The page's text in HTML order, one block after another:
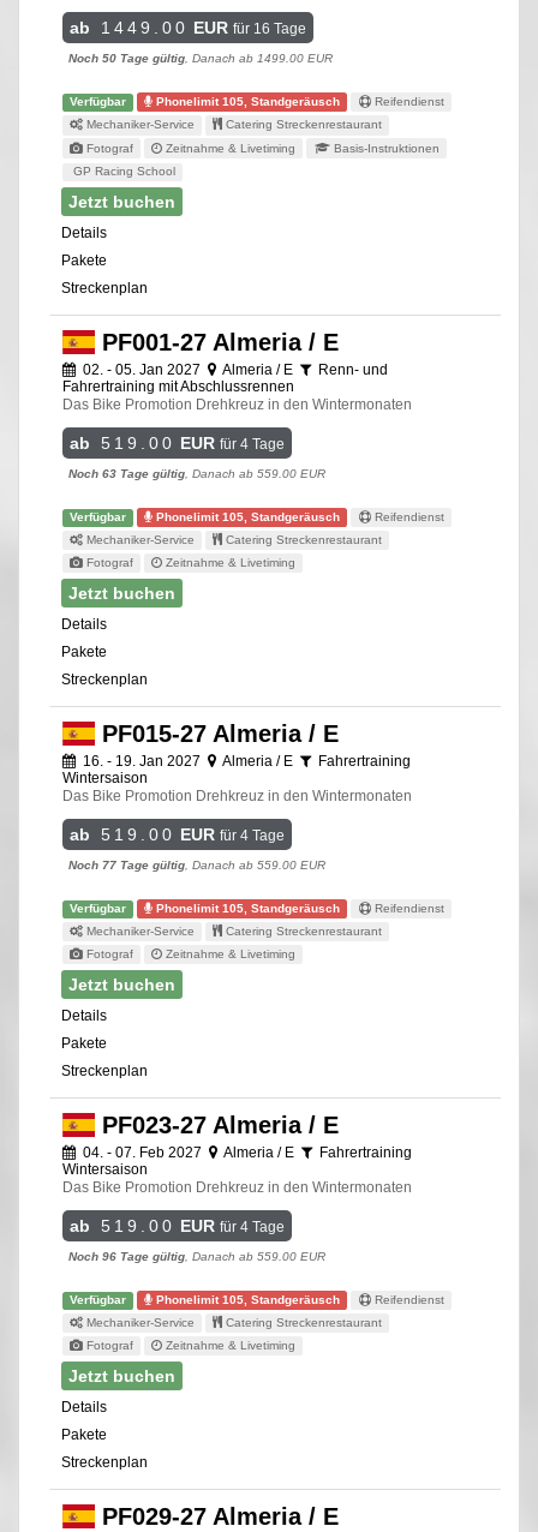
ab 1449.00 EUR für 16 Tage
Noch 50 Tage gültig, Danach ab 1499.00 EUR
Verfügbar Phonelimit 105, Standgeräusch
Reifendienst
Mechaniker-Service
Catering Streckenrestaurant
Fotograf
Zeitnahme & Livetiming
Basis-Instruktionen
GP Racing School
Jetzt buchen
Details
Pakete
Streckenplan
PF001-27 Almeria / E
02. - 05. Jan 2027 Almeria / E
Renn- und
Fahrertraining mit Abschlussrennen
Das Bike Promotion Drehkreuz in den Wintermonaten
ab 519.00 EUR für 4 Tage
Noch 63 Tage gültig , Danach ab 559.00 EUR
Verfügbar Phonelimit 105, Standgeräusch
Reifendienst
Mechaniker-Service
Catering Streckenrestaurant
Fotograf
Zeitnahme & Livetiming
Jetzt buchen
Details
Pakete
Streckenplan
PF015-27 Almeria / E
16. - 19. Jan 2027 Almeria / E
Fahrertraining
Wintersaison
Das Bike Promotion Drehkreuz in den Wintermonaten
ab 519.00 EUR für 4 Tage
Noch 77 Tage gültig , Danach ab 559.00 EUR
Verfügbar Phonelimit 105, Standgeräusch
Reifendienst
Mechaniker-Service
Catering Streckenrestaurant
Fotograf
Zeitnahme & Livetiming
Jetzt buchen
Details
Pakete
Streckenplan
PF023-27 Almeria / E
04. - 07. Feb 2027 Almeria / E
Fahrertraining
Wintersaison
Das Bike Promotion Drehkreuz in den Wintermonaten
ab 519.00 EUR für 4 Tage
Noch 96 Tage gültig , Danach ab 559.00 EUR
Verfügbar Phonelimit 105, Standgeräusch
Reifendienst
Mechaniker-Service
Catering Streckenrestaurant
Fotograf
Zeitnahme & Livetiming
Jetzt buchen
Details
Pakete
Streckenplan
PF029-27 Almeria / E